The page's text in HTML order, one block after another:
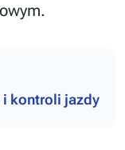
i kontroli jazdy